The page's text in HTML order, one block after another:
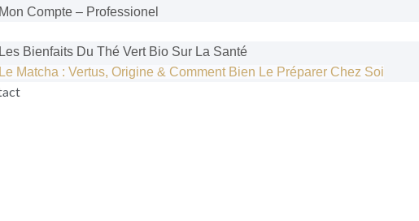
Mon Compte – Professionel
Les Bienfaits Du Thé Vert Bio Sur La Santé
Le Matcha : Vertus, Origine & Comment Bien Le Préparer Chez Soi